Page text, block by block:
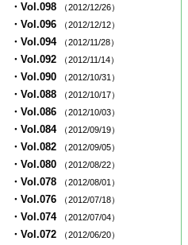
・Vol.098 （2012/12/26）
・Vol.096 （2012/12/12）
・Vol.094 （2012/11/28）
・Vol.092 （2012/11/14）
・Vol.090 （2012/10/31）
・Vol.088 （2012/10/17）
・Vol.086 （2012/10/03）
・Vol.084 （2012/09/19）
・Vol.082 （2012/09/05）
・Vol.080 （2012/08/22）
・Vol.078 （2012/08/01）
・Vol.076 （2012/07/18）
・Vol.074 （2012/07/04）
・Vol.072 （2012/06/20）